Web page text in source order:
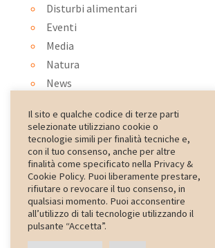
Disturbi alimentari
Eventi
Media
Natura
News
Ospedale
Pet therapy
psiconatura
Rassegna Stampa
Scuola
special
Il sito e qualche codice di terze parti
selezionate utilizziano cookie o
tecnologie simili per finalità tecniche e,
con il tuo consenso, anche per altre
finalità come specificato nella Privacy &
Cookie Policy. Puoi liberamente prestare,
rifiutare o revocare il tuo consenso, in
qualsiasi momento. Puoi acconsentire
all’utilizzo di tali tecnologie utilizzando il
pulsante “Accetta”.